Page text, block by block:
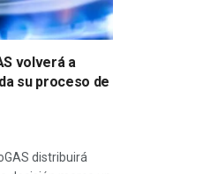
volverá a
su proceso de
distribuirá